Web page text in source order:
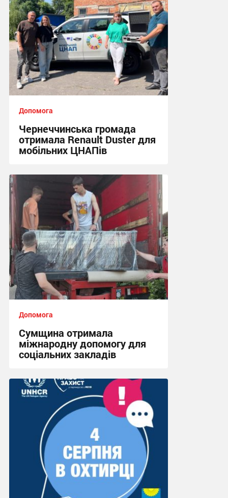
Допомога
Чернеччинська громада
отримала Renault Duster для
мобільних ЦНАПів
16:29 вчора
Допомога
Сумщина отримала
міжнародну допомогу для
соціальних закладів
08:45, 31.07.2026